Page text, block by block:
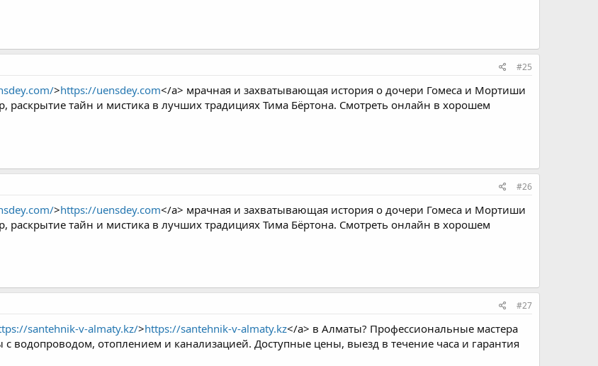
#25
>https://uensdey.com</a> мрачная и захватывающая история о дочери Гомеса и Мортиши
раскрытие тайн и мистика в лучших традициях Тима Бёртона. Смотреть онлайн в хорошем
#26
>https://uensdey.com</a> мрачная и захватывающая история о дочери Гомеса и Мортиши
раскрытие тайн и мистика в лучших традициях Тима Бёртона. Смотреть онлайн в хорошем
#27
santehnik-v-almaty.kz/>https://santehnik-v-almaty.kz</a> в Алматы? Профессиональные мастера
водопроводом, отоплением и канализацией. Доступные цены, выезд в течение часа и гарантия